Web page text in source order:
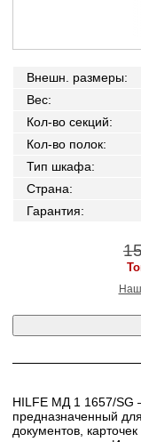
Внешн. размеры:
Вес:
Кол-во секций:
Кол-во полок:
Тип шкафа:
Страна:
Гарантия:
HILFE МД 1 1657/SG
предназначенный
документов,